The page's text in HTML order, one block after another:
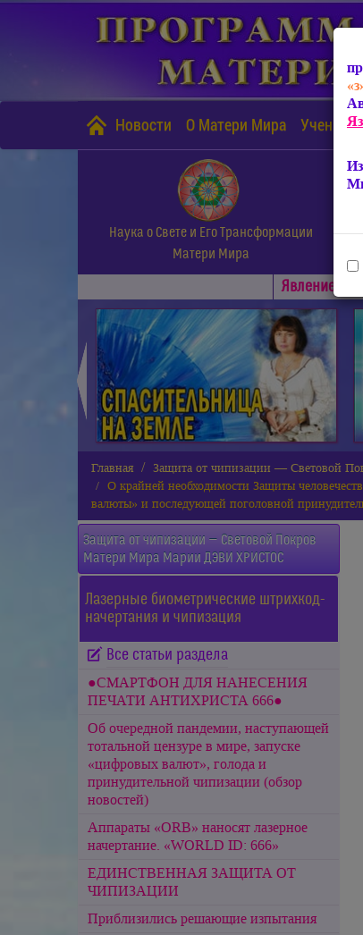
Новости О Матери Мира Учение
Наука о Свете и Его Трансформации
Матери Мира
Явлениe
◄
Главная Защита от чипизации — Световой
О крайней необходимости Защиты
валюты» и последующей поголовной
Защита от чипизации — Световой Покров
Матери Мира Марии ДЭВИ ХРИСТОС
Лазерные биометрические штрихкод-
начертания и чипизация
Все статьи раздела
●СМАРТФОН ДЛЯ НАНЕСЕНИЯ
ПЕЧАТИ АНТИХРИСТА 666●
Об очередной пандемии, наступающей
тотальной цензуре в мире, запуске
«цифровых валют», голода и
принудительной чипизации (обзор
новостей)
Аппараты «ORB» наносят лазерное
начертание. «WORLD ID: 666»
ЕДИНСТВЕННАЯ ЗАЩИТА ОТ
ЧИПИЗАЦИИ
Приблизились решающие изпытания